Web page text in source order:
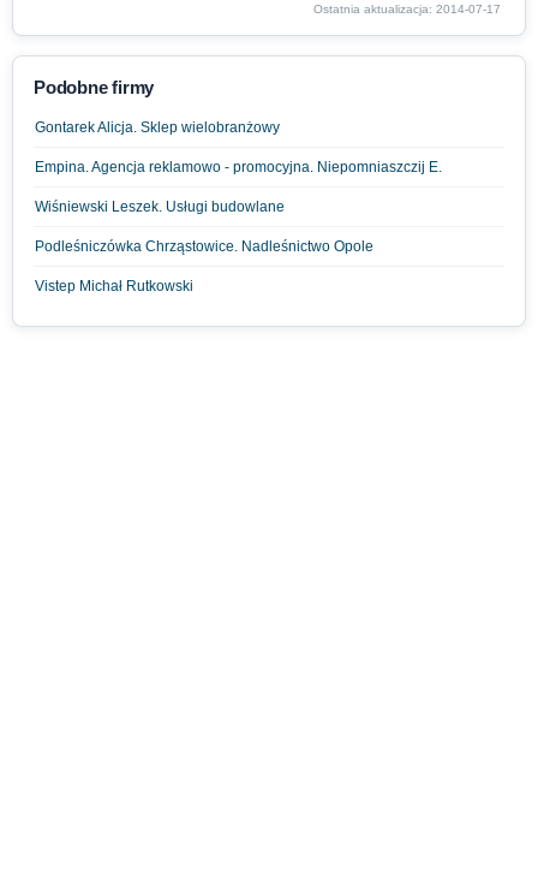
Ostatnia aktualizacja: 2014-07-17
Podobne firmy
Gontarek Alicja. Sklep wielobranżowy
Empina. Agencja reklamowo - promocyjna. Niepomniaszczij E.
Wiśniewski Leszek. Usługi budowlane
Podleśniczówka Chrząstowice. Nadleśnictwo Opole
Vistep Michał Rutkowski